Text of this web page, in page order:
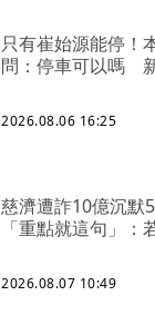
只有崔始源能停！
問：停車可以嗎
2026.08.06 16:25
慈濟遭詐10億沉
「重點就這句」：
2026.08.07 10:49